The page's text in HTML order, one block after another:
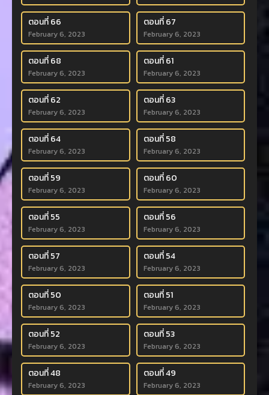
ตอนที่ 66
February 6, 2023
ตอนที่ 67
February 6, 2023
ตอนที่ 68
February 6, 2023
ตอนที่ 61
February 6, 2023
ตอนที่ 62
February 6, 2023
ตอนที่ 63
February 6, 2023
ตอนที่ 64
February 6, 2023
ตอนที่ 58
February 6, 2023
ตอนที่ 59
February 6, 2023
ตอนที่ 60
February 6, 2023
ตอนที่ 55
February 6, 2023
ตอนที่ 56
February 6, 2023
ตอนที่ 57
February 6, 2023
ตอนที่ 54
February 6, 2023
ตอนที่ 50
February 6, 2023
ตอนที่ 51
February 6, 2023
ตอนที่ 52
February 6, 2023
ตอนที่ 53
February 6, 2023
ตอนที่ 48
February 6, 2023
ตอนที่ 49
February 6, 2023